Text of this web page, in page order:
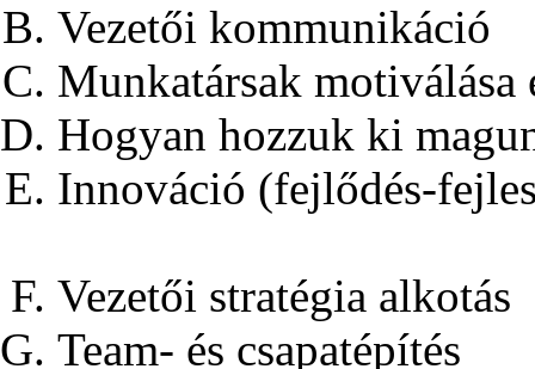
Vezetői kommunikáció
Munkatársak motiválása
Hogyan hozzuk ki
Innováció (fejlődés-
Vezetői stratégia alkotás
Team- és csapatépítés